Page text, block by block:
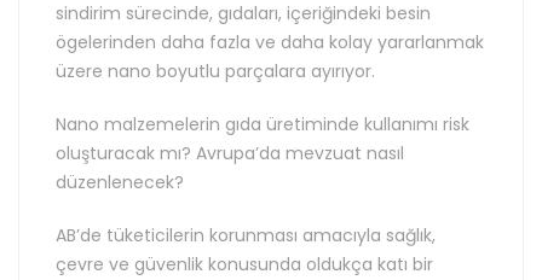
sindirim sürecinde, gıdaları, içeriğindeki besin
ögelerinden daha fazla ve daha kolay yararlanmak
üzere nano boyutlu parçalara ayırıyor.
Nano malzemelerin gıda üretiminde kullanımı risk
oluşturacak mı? Avrupa’da mevzuat nasıl
düzenlenecek?
AB’de tüketicilerin korunması amacıyla sağlık,
çevre ve güvenlik konusunda oldukça katı bir